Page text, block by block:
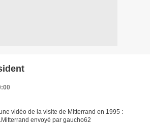
vidéo de la visite de Mitterrand en 1995 :
envoyé par gaucho62